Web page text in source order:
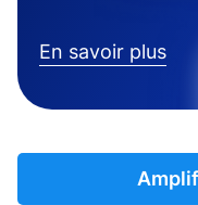
En savoir plus